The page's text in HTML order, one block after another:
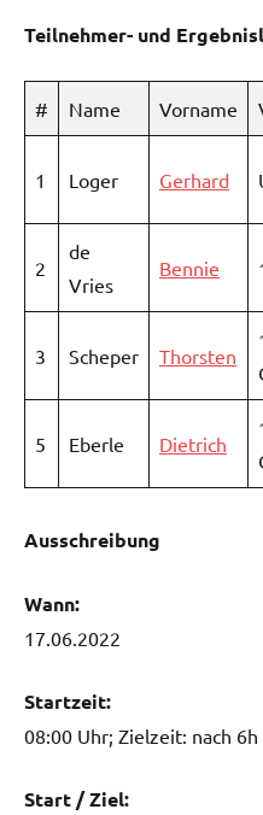
Teilnehmer- und
# Name Vorname
1 Loger Gerhard
2
de
Vries
Bennie
3 Scheper Thorsten
5 Eberle Dietrich
Ausschreibung
Wann:
17.06.2022
Startzeit:
08:00 Uhr; Zielzeit: nach 6h
Start / Ziel: